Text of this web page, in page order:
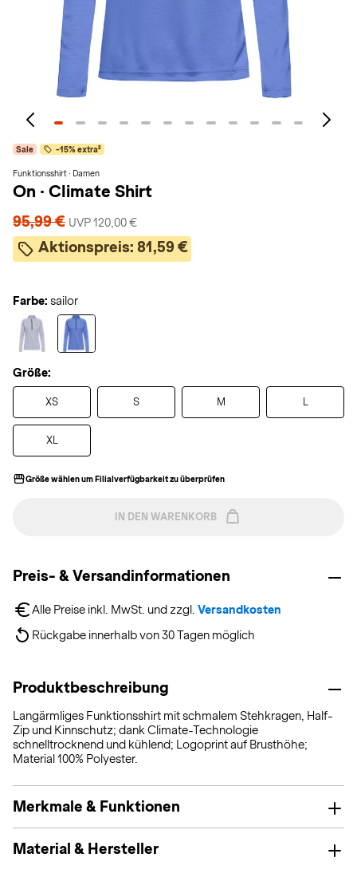
Sale -15% extra²
Funktionsshirt · Damen
On · Climate Shirt
95,99 € UVP 120,00 €
Aktionspreis: 81,59 €
Farbe: sailor
Größe:
XS S M L
XL
Größe wählen um Filialverfügbarkeit zu überprüfen
IN DEN WARENKORB
Preis- & Versandinformationen
Alle Preise inkl. MwSt. und zzgl. Versandkosten
Rückgabe innerhalb von 30 Tagen möglich
Produktbeschreibung
Langärmliges Funktionsshirt mit schmalem Stehkragen, Half-
Zip und Kinnschutz; dank Climate-Technologie
schnelltrocknend und kühlend; Logoprint auf Brusthöhe;
Material 100% Polyester.
Merkmale & Funktionen
Material & Hersteller